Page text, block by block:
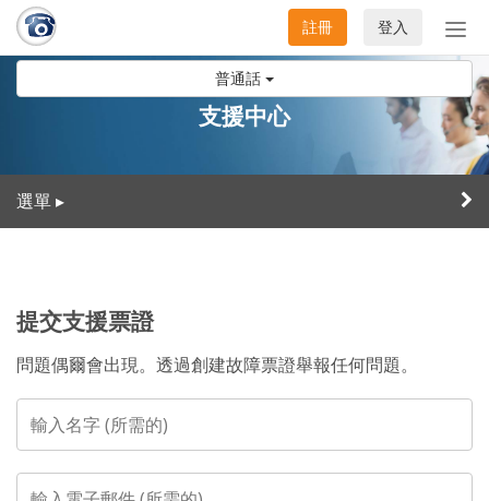
普通話
切
換
航
登入
註冊
支援中心
選單 ▸
提交支援票證
問題偶爾會出現。透過創建故障票證舉報任何問題。